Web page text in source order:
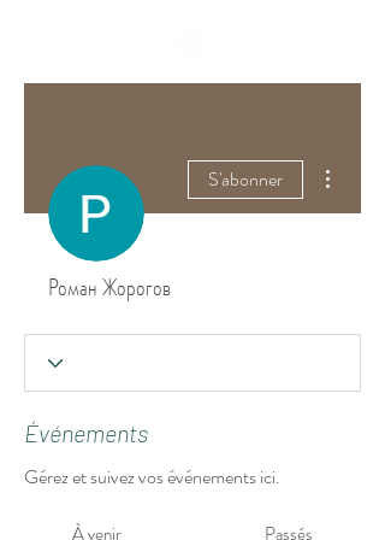
S'abonner
Роман Жорогов
Événements
Gérez et suivez vos événements ici.
À venir Passés